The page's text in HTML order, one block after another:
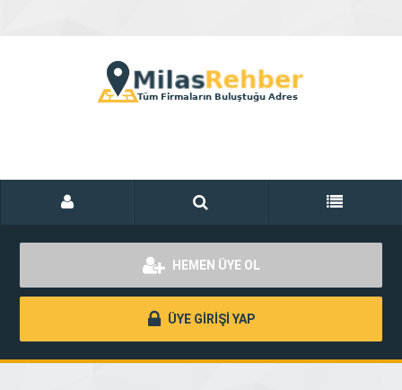
HEMEN ÜYE OL
ÜYE GİRİŞİ YAP